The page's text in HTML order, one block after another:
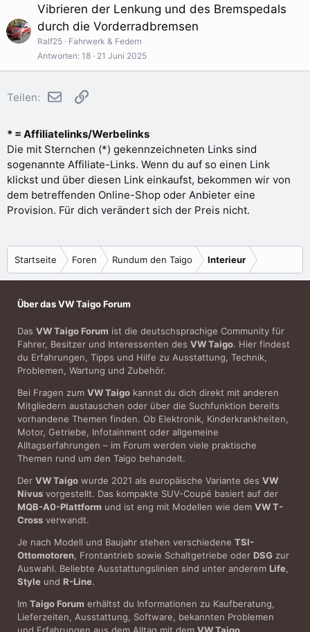
Vibrieren der Lenkung und des Bremspedals
durch die Vorderradbremsen
Ralf25
Fahrwerk & Federn
Antworten 18 21 Juni 2025
Teilen: E-MailLink
* = Affiliatelinks/Werbelinks
Die mit Sternchen (*) gekennzeichneten Links sind
sogenannte Affiliate-Links. Wenn du auf so einen Link
klickst und über diesen Link einkaufst, bekommen wir von
dem betreffenden Online-Shop oder Anbieter eine
Provision. Für dich verändert sich der Preis nicht.
Startseite Foren Rundum den Taigo Interieur
Über das VW Taigo Forum
Das VW Taigo Forum ist die deutschsprachige Community für
Fahrer, Besitzer und Interessenten des VW Taigo. Hier findest
du Erfahrungen, Tipps und Hilfe zu Ausstattung, Technik,
Problemen, Wartung und Zubehör.
Bei Fragen zum VW Taigo kannst du dich direkt mit anderen
Mitgliedern austauschen oder über die Suchfunktion bereits
vorhandene Themen finden. Ob Elektronik, Kinderkrankheiten,
Motor, Getriebe, Infotainment oder allgemeine
Alltagserfahrungen – im Forum werden viele praktische
Themen rund um den Taigo behandelt.
Der VW Taigo wurde 2021 als europäische Variante des VW
Nivus vorgestellt. Das kompakte SUV-Coupé basiert auf der
MQB-A0-Plattform und ist eng mit Modellen wie dem VW T-
Cross verwandt.
Je nach Modell und Baujahr stehen verschiedene TSI-
Ottomotoren, Frontantrieb sowie Schaltgetriebe oder DSG zur
Auswahl. Beliebte Ausstattungslinien sind unter anderem Life,
Style und R-Line.
Im Taigo Forum erhältst du Informationen zu Kaufberatung,
Lieferzeiten, Ausstattung, Software, bekannten Problemen